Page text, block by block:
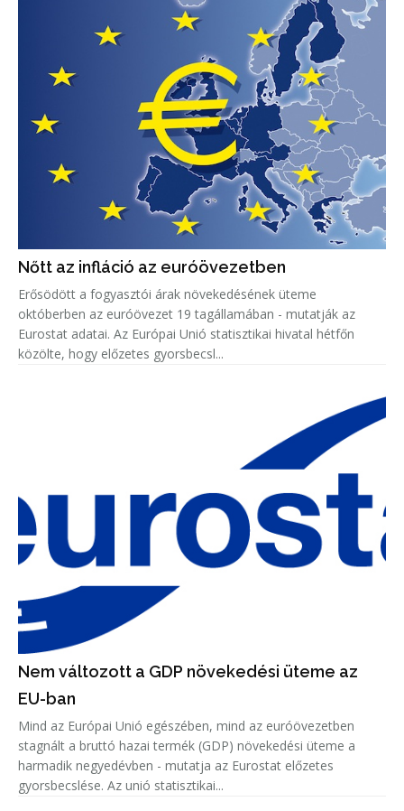
Nőtt az infláció az euróövezetben
Erősödött a fogyasztói árak növekedésének üteme
októberben az euróövezet 19 tagállamában - mutatják az
Eurostat adatai. Az Európai Unió statisztikai hivatal hétfőn
közölte, hogy előzetes gyorsbecsl...
Nem változott a GDP növekedési üteme az
EU-ban
Mind az Európai Unió egészében, mind az euróövezetben
stagnált a bruttó hazai termék (GDP) növekedési üteme a
harmadik negyedévben - mutatja az Eurostat előzetes
gyorsbecslése. Az unió statisztikai...